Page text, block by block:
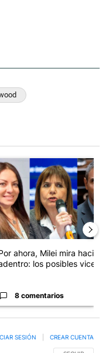
inflación en CABA
artículo de tendencia con
ahora, Milei mira hacia
los posibles vices...
8 comentarios
SESIÓN CREAR CUENTA